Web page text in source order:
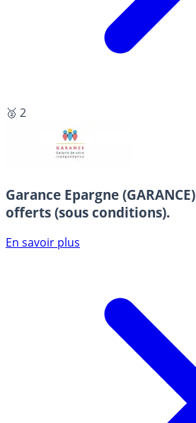
🥈 2
Garance Epargne (GARANCE)
offerts (sous conditions).
En savoir plus